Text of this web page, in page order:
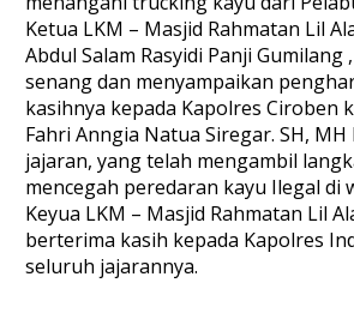
Ketua LKM – Masjid Rahmatan Lil
Abdul Salam Rasyidi Panji Gumilang
senang dan menyampaikan
kasihnya kepada Kapolres Ciroben
Fahri Anngia Natua Siregar. SH,
jajaran, yang telah mengambil
mencegah peredaran kayu Ilegal di
Keyua LKM – Masjid Rahmatan Lil
berterima kasih kepada Kapolres
seluruh jajarannya.